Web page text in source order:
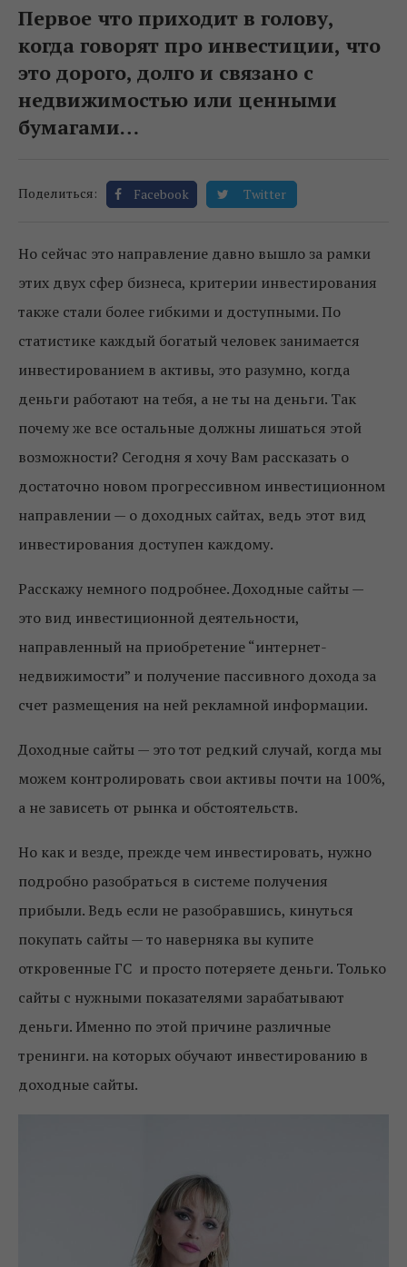
Первое что приходит в голову,
когда говорят про инвестиции, что
это дорого, долго и связано с
недвижимостью или ценными
бумагами…
Поделиться: Facebook Twitter
Но сейчас это направление давно вышло за рамки
этих двух сфер бизнеса, критерии инвестирования
также стали более гибкими и доступными. По
статистике каждый богатый человек занимается
инвестированием в активы, это разумно, когда
деньги работают на тебя, а не ты на деньги. Так
почему же все остальные должны лишаться этой
возможности? Сегодня я хочу Вам рассказать о
достаточно новом прогрессивном инвестиционном
направлении — о доходных сайтах, ведь этот вид
инвестирования доступен каждому.
Расскажу немного подробнее. Доходные сайты —
это вид инвестиционной деятельности,
направленный на приобретение “интернет-
недвижимости” и получение пассивного дохода за
счет размещения на ней рекламной информации.
Доходные сайты — это тот редкий случай, когда мы
можем контролировать свои активы почти на 100%,
а не зависеть от рынка и обстоятельств.
Но как и везде, прежде чем инвестировать, нужно
подробно разобраться в системе получения
прибыли. Ведь если не разобравшись, кинуться
покупать сайты — то наверняка вы купите
откровенные ГС и просто потеряете деньги. Только
сайты с нужными показателями зарабатывают
деньги. Именно по этой причине различные
тренинги. на которых обучают инвестированию в
доходные сайты.